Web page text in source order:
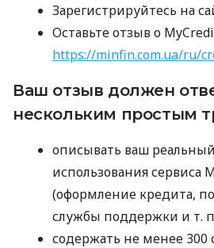
Зарегистрируйтесь на
Оставьте отзыв о
https://minfin.com.ua/ru/
Ваш отзыв должен
нескольким простым
описывать ваш
использования сервиса
(оформление кредита,
службы поддержки и т.
содержать не менее 300